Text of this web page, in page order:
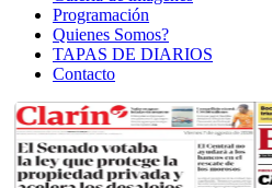
Programación
Quienes Somos?
TAPAS DE DIARIOS
Contacto